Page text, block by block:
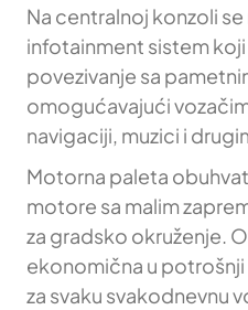
Na centralnoj konzoli
infotainment sistem
povezivanje sa
omogućavajući
navigaciji, muzici i
Motorna paleta
motore sa malim
za gradsko okruženje.
ekonomična u
za svaku svakodnevnu